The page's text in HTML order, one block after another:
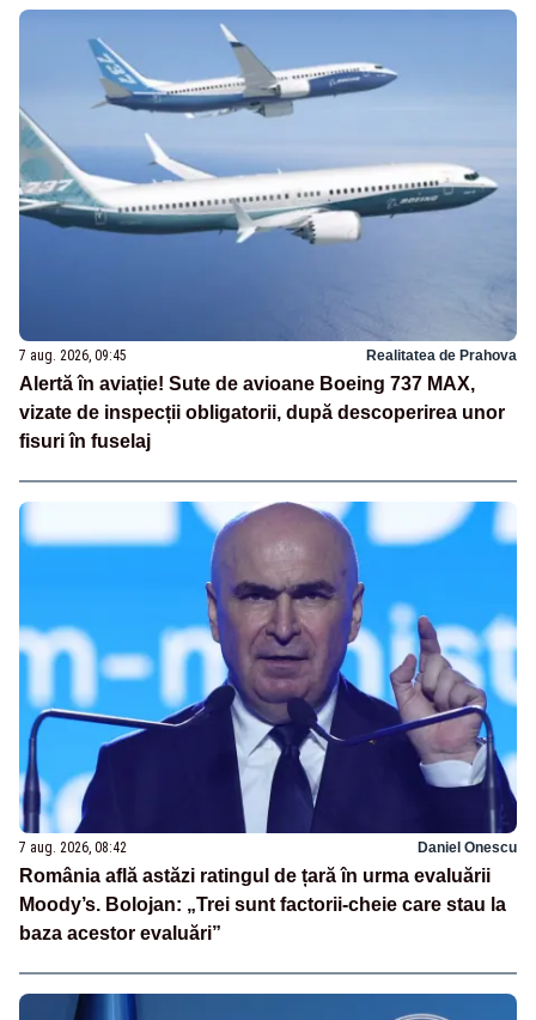
7 aug. 2026, 09:45 Realitatea de Prahova
Alertă în aviație! Sute de avioane Boeing 737 MAX,
vizate de inspecții obligatorii, după descoperirea unor
fisuri în fuselaj
7 aug. 2026, 08:42 Daniel Onescu
România află astăzi ratingul de țară în urma evaluării
Moody’s. Bolojan: „Trei sunt factorii-cheie care stau la
baza acestor evaluări”